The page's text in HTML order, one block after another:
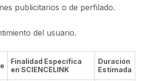
publicitarios o de perfilado.
del usuario.
Finalidad Específica
en SCIENCELINK
Duración
Estimada